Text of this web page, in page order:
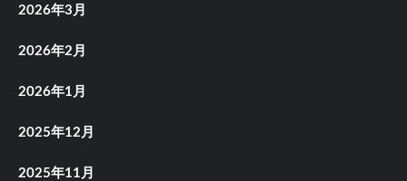
2026年3月
2026年2月
2026年1月
2025年12月
2025年11月